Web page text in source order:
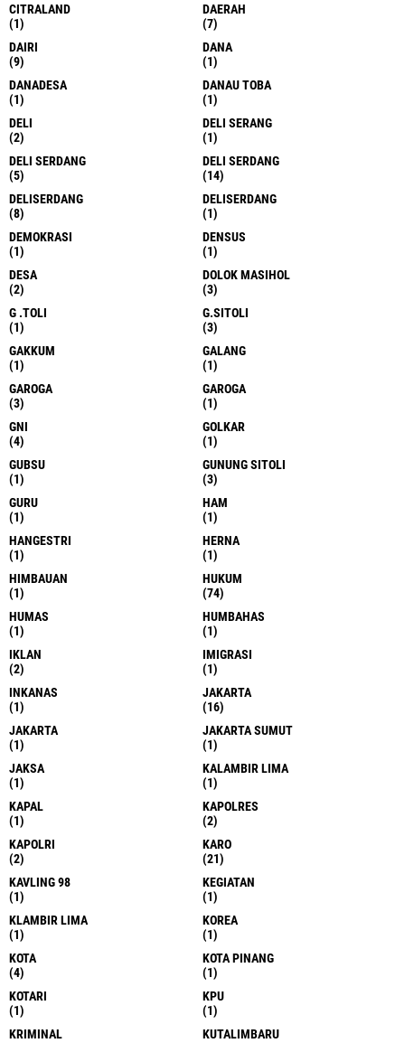
CITRALAND
(1)
DAERAH
(7)
DAIRI
(9)
DANA
(1)
DANADESA
(1)
DANAU TOBA
(1)
DELI
(2)
DELI SERANG
(1)
DELI SERDANG
(5)
DELI SERDANG
(14)
DELISERDANG
(8)
DELISERDANG
(1)
DEMOKRASI
(1)
DENSUS
(1)
DESA
(2)
DOLOK MASIHOL
(3)
G .TOLI
(1)
G.SITOLI
(3)
GAKKUM
(1)
GALANG
(1)
GAROGA
(3)
GAROGA
(1)
GNI
(4)
GOLKAR
(1)
GUBSU
(1)
GUNUNG SITOLI
(3)
GURU
(1)
HAM
(1)
HANGESTRI
(1)
HERNA
(1)
HIMBAUAN
(1)
HUKUM
(74)
HUMAS
(1)
HUMBAHAS
(1)
IKLAN
(2)
IMIGRASI
(1)
INKANAS
(1)
JAKARTA
(16)
JAKARTA
(1)
JAKARTA SUMUT
(1)
JAKSA
(1)
KALAMBIR LIMA
(1)
KAPAL
(1)
KAPOLRES
(2)
KAPOLRI
(2)
KARO
(21)
KAVLING 98
(1)
KEGIATAN
(1)
KLAMBIR LIMA
(1)
KOREA
(1)
KOTA
(4)
KOTA PINANG
(1)
KOTARI
(1)
KPU
(1)
KRIMINAL
KUTALIMBARU